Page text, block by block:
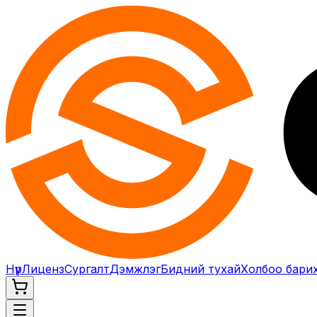
НүүрЛицензСургалтДэмжлэгБидний тухайХолбоо